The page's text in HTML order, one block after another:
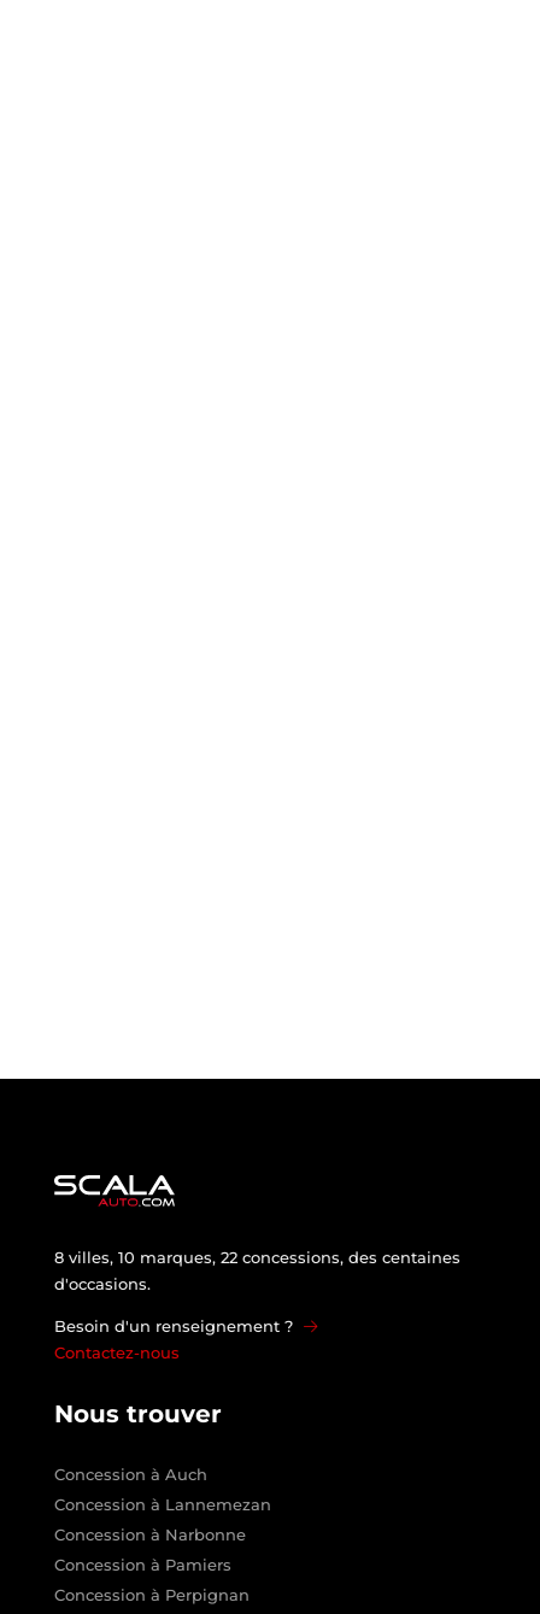
8 villes, 10 marques, 22 concessions, des centaines
d'occasions.
Besoin d'un renseignement ?
Contactez-nous
Nous trouver
Concession à Auch
Concession à Lannemezan
Concession à Narbonne
Concession à Pamiers
Concession à Perpignan